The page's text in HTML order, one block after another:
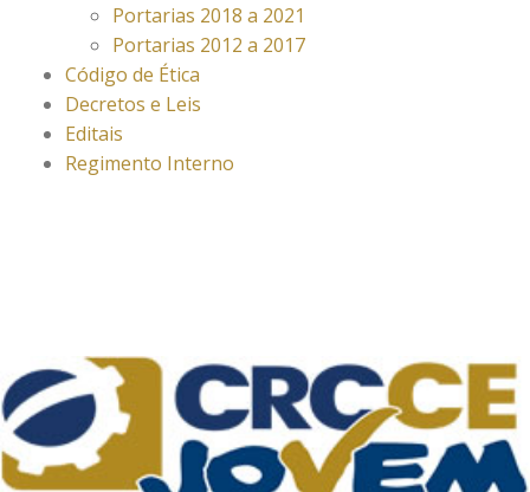
Portarias 2018 a 2021
Portarias 2012 a 2017
Código de Ética
Decretos e Leis
Editais
Regimento Interno